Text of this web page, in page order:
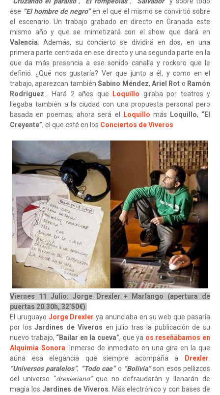
ese “El hombre de negro”en el que él mismo se convirtió sobre
el escenario. Un trabajo grabado en directo en Granada este
mismo año y que se mimetizará con el show que dará en
Valencia. Además, su concierto se dividirá en dos, en una
primera parte centrada en ese directo y una segunda parte en la
que da más presencia a ese sonido canalla y rockero que le
definió. ¿Qué nos gustaría? Ver que junto a él, y como en el
trabajo, aparezcan tambiénSabino Méndez, Ariel Rot o Ramón
Rodríguez… Hará 2 años que Loquillo giraba por teatros y
llegaba también a la ciudad con una propuesta personal pero
basada en poemas; ahora será el
Loquillo más Loquillo, “El
Creyente”, el que esté en los Conciertos de Viveros
Viernes 11 Julio: Jorge Drexler + Marlango (apertura de
puertas 20.30h, 32’50€)
El uruguayo Jorge Drexler ya anunciaba en su web que pasaría
por losJardines de Viveros en julio tras la publicación de su
nuevo trabajo, “Bailar en la cueva”, que ya os reseñábamos en
Alquimia Sonora. Inmerso de inmediato en una gira en la que
aúna esa elegancia que siempre acompaña a
Drexler.
“Universos paralelos”, “Todo cae”o “Bolivia”son esos pellizcos
del universo “drexleriano”que no defraudarán y llenarán de
magia los Jardines de Viveros. Más electrónico y con bases de